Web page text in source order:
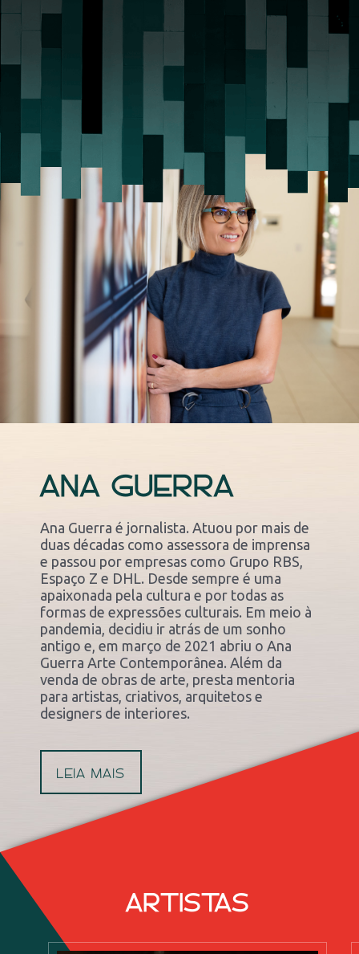
ANA GUERRA
Ana Guerra é jornalista. Atuou por mais de
duas décadas como assessora de imprensa
e passou por empresas como Grupo RBS,
Espaço Z e DHL. Desde sempre é uma
apaixonada pela cultura e por todas as
formas de expressões culturais. Em meio à
pandemia, decidiu ir atrás de um sonho
antigo e, em março de 2021 abriu o Ana
Guerra Arte Contemporânea. Além da
venda de obras de arte, presta mentoria
para artistas, criativos, arquitetos e
designers de interiores.
LEIA MAIS
ARTISTAS